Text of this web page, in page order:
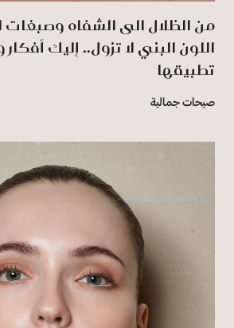
من الظلال الى الشفاه وصبغات
اللون البني لا تزول.. إليك أفكار
تطبيقها
صيحات جمالية